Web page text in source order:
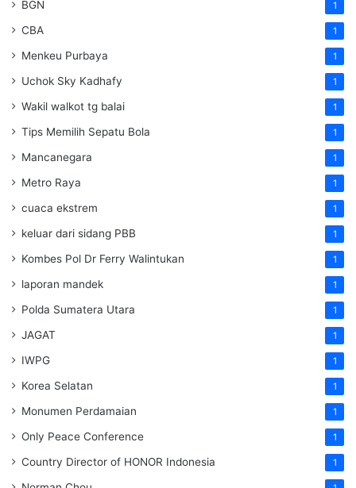
BGN 1
CBA 1
Menkeu Purbaya 1
Uchok Sky Kadhafy 1
Wakil walkot tg balai 1
Tips Memilih Sepatu Bola 1
Mancanegara 1
Metro Raya 1
cuaca ekstrem 1
keluar dari sidang PBB 1
Kombes Pol Dr Ferry Walintukan 1
laporan mandek 1
Polda Sumatera Utara 1
JAGAT 1
IWPG 1
Korea Selatan 1
Monumen Perdamaian 1
Only Peace Conference 1
Country Director of HONOR Indonesia 1